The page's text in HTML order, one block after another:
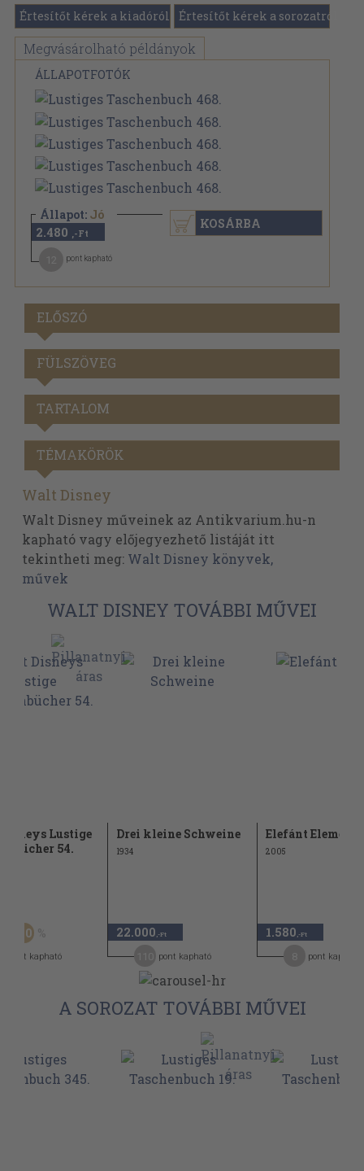
Értesítőt kérek a kiadóról Értesítőt kérek a sorozatról
Megvásárolható példányok
ÁLLAPOTFOTÓK
Állapot: Jó
2.480 ,-Ft
pont kapható
KOSÁRBA
ELŐSZÓ
FÜLSZÖVEG
TARTALOM
TÉMAKÖRÖK
Walt Disney
Walt Disney műveinek az Antikvarium.hu-n
kapható vagy előjegyezhető listáját itt
tekintheti meg: Walt Disney könyvek,
művek
WALT DISNEY TOVÁBBI MŰVEI
Lustige
54.
20
pont kapható
Drei kleine Schweine
1934
22.000 ,-Ft
pont kapható
Elefánt Elemér
2005
1.580 ,-Ft
pont kapható
A SOROZAT TOVÁBBI MŰVEI